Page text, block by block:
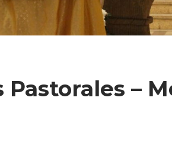
–